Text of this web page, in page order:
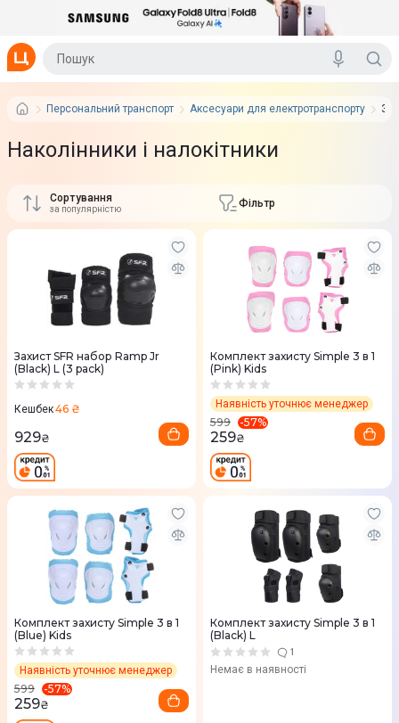
Персональний транспорт Аксесуари для електротранспорту
Наколінники і налокітники
Сортування
за популярністю Фільтр
Захист SFR набор Ramp Jr
(Black) L (3 pack)
Кешбек46 ₴
929₴
Комплект захисту Simple 3 в 1
(Pink) Kids
Наявність уточнює менеджер
599 -57%
259₴
Комплект захисту Simple 3 в 1
(Blue) Kids
Наявність уточнює менеджер
599 -57%
259₴
Комплект захисту Simple 3 в 1
(Black) L
1
Немає в наявності